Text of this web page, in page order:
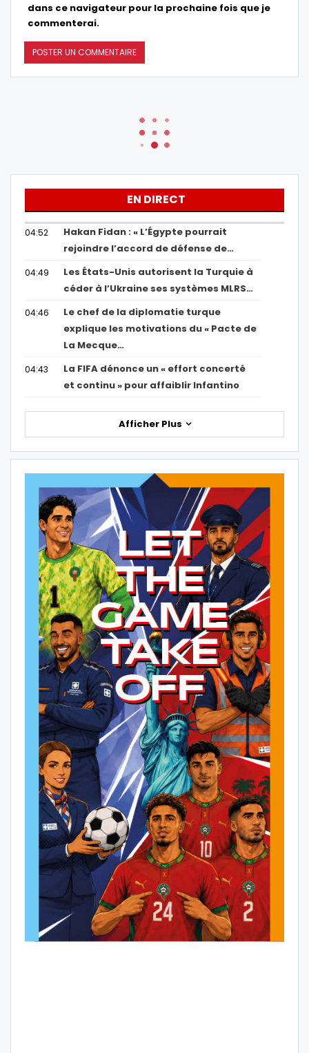
dans ce navigateur pour la prochaine fois que je
commenterai.
EN DIRECT
04:52
Hakan Fidan : « L’Égypte pourrait
rejoindre l’accord de défense de…
04:49
Les États-Unis autorisent la Turquie à
céder à l’Ukraine ses systèmes MLRS…
04:46
Le chef de la diplomatie turque
explique les motivations du « Pacte de
La Mecque…
04:43
La FIFA dénonce un « effort concerté
et continu » pour affaiblir Infantino
Afficher Plus